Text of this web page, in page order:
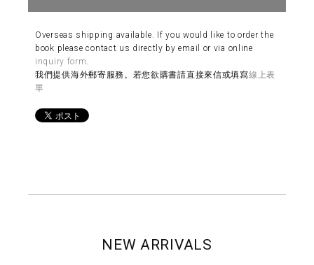
Overseas shipping available. If you would like to order the
book please contact us directly by email or via online
inquiry form
我們提供海外郵寄服務。若您欲購書請直接來信或填寫線上表
單
NEW ARRIVALS